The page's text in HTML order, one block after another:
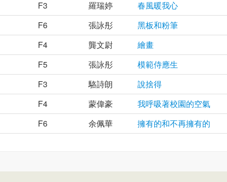
F3
羅瑞婷
春風暖我心
F6
張詠彤
黑板和粉筆
F4 龔文尉
繪畫
F5 張詠彤
模範侍應生
F3 駱詩朗
說捨得
F4
蒙偉豪
我呼吸著校園的空氣
F6
余佩華 擁有的和不再擁有的